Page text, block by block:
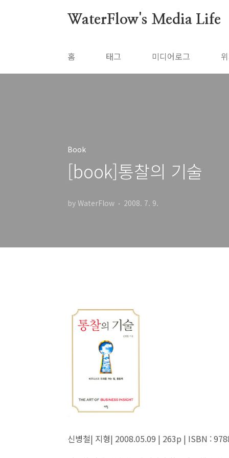
WaterFlow's Media Life
홈 태그 미디어로그
Book
[book]통찰의 기술
by WaterFlow 2008. 7. 9.
신병철| 지형| 2008.05.09 | 263p | ISBN :